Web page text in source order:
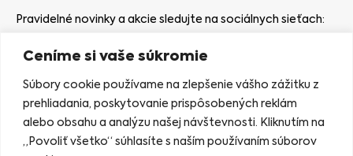
Ceníme si vaše súkromie
Súbory cookie používame na zlepšenie vášho zážitku z
prehliadania, poskytovanie prispôsobených reklám
alebo obsahu a analýzu našej návštevnosti. Kliknutím na
„Povoliť všetko“ súhlasíte s naším používaním súborov
Pravidelné novinky a akcie sledujte na sociálnych sieťach:
Kamenná predajňa